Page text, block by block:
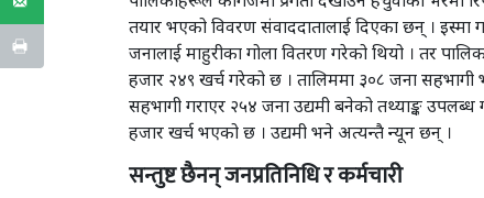
तयार भएको विवरण संवाददातालाई दिएका छन् । इस्मा
जनालाई माहुरीका गोला वितरण गरेको थियो । तर
हजार २४९ खर्च गरेको छ । तालिममा ३०८ जना
सहभागी गराएर २५४ जना उद्यमी बनेको तथ्याङ्क
हजार खर्च भएको छ । उद्यमी भने अत्यन्तै न्यून छन् ।
सन्तुष्ट छैनन् जनप्रतिनिधि र कर्मचारी